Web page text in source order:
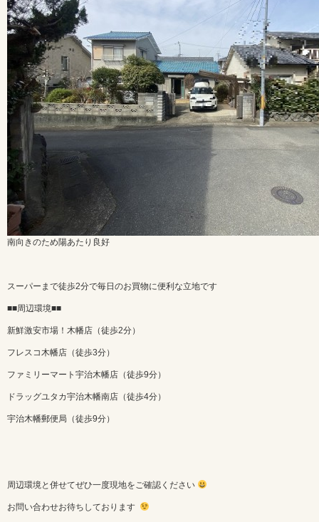
南向きのため陽あたり良好
スーパーまで徒歩2分で毎日のお買物に便利な立地です
■■周辺環境■■
新鮮激安市場！木幡店（徒歩2分）
フレスコ木幡店（徒歩3分）
ファミリーマート宇治木幡店（徒歩9分）
ドラッグユタカ宇治木幡南店（徒歩4分）
宇治木幡郵便局（徒歩9分）
周辺環境と併せてぜひ一度現地をご確認ください
お問い合わせお待ちしております